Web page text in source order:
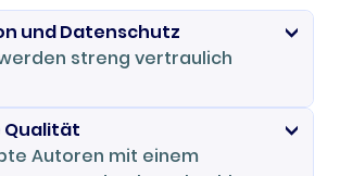
und Datenschutz
streng vertraulich
Writer Company legt höchsten
Sicherheit Ihrer persönlichen
sensiblen Informationen,
Qualität
Autoren mit einem